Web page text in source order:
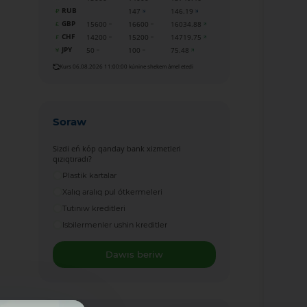
RUB
147
146.19
GBP
15600 16600
16034.88
CHF
14200 15200
14719.75
JPY
50 100 75.48
Kurs 06.08.2026 11:00:00 kúnine shekem ámel etedi
Soraw
Sizdi eń kóp qanday bank xizmetleri
qızıqtıradı?
Plastik kartalar
Xalıq aralıq pul ótkermeleri
Tutınıw kreditleri
Isbilermenler ushin kreditler
Dawıs beriw